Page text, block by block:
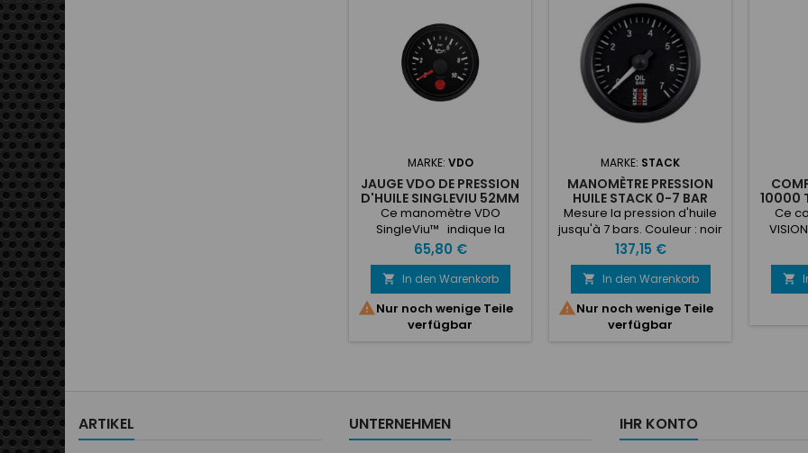
MARKE: VDO
JAUGE VDO DE PRESSION
D'HUILE SINGLEVIU 52MM
0-10BARS
Ce manomètre VDO
SingleViu™ indique la
pression d'huile (0 à 10
bars).La nouvelle
instrumentation VDO
SingleViu™ permet une
utilisation aisée avec une
indication analogique à
fonctionner soit avec un
signal analogique soit avec
Preis
65,80 €
 In den Warenkorb
Nur noch wenige Teile
verfügbar
MARKE: STACK
MANOMÈTRE PRESSION
HUILE STACK 0-7 BAR
Mesure la pression d'huile
jusqu'à 7 bars. Couleur : noir
Preis
137,15 €
 In den Warenkorb
Nur noch wenige Teile
verfügbar
10000
12V
Ce
8
000

ARTIKEL UNTERNEHMEN IHR KONTO